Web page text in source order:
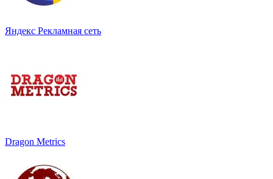
Яндекс Рекламная сеть
Dragon Metrics